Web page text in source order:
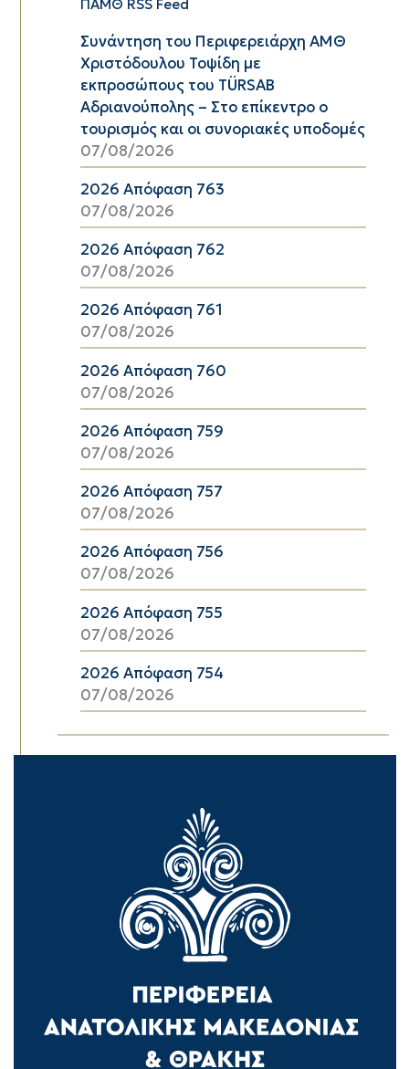
ΠΑΜΘ RSS Feed
Συνάντηση του Περιφερειάρχη ΑΜΘ
Χριστόδουλου Τοψίδη με
εκπροσώπους του TÜRSAB
Αδριανούπολης – Στο επίκεντρο ο
τουρισμός και οι συνοριακές υποδομές
07/08/2026
2026 Απόφαση 763
07/08/2026
2026 Απόφαση 762
07/08/2026
2026 Απόφαση 761
07/08/2026
2026 Απόφαση 760
07/08/2026
2026 Απόφαση 759
07/08/2026
2026 Απόφαση 757
07/08/2026
2026 Απόφαση 756
07/08/2026
2026 Απόφαση 755
07/08/2026
2026 Απόφαση 754
07/08/2026